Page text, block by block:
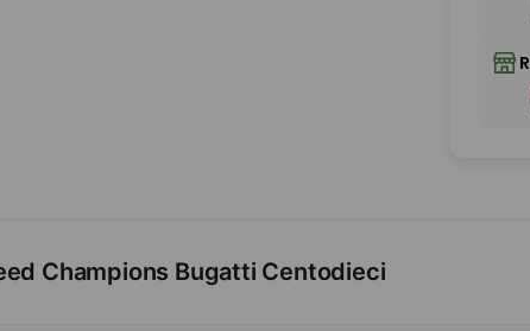
Champions Bugatti Centodieci